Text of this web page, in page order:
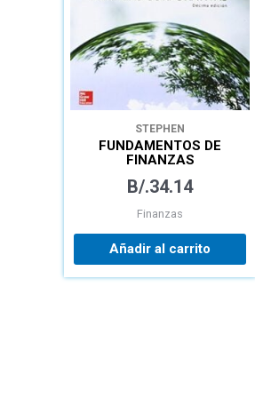
STEPHEN
FUNDAMENTOS DE
FINANZAS
B/.34.14
Finanzas
Añadir al carrito